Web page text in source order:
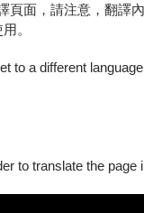
面，請注意，翻譯
。
to a different
to translate the page